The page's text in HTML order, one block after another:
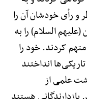
و رأی خودشان آن را
السلام) را به
کردند. خود را
انداختند
علمی از